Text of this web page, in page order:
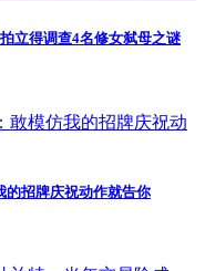
立得调查4名修女弑母之谜
的招牌庆祝动作就告你